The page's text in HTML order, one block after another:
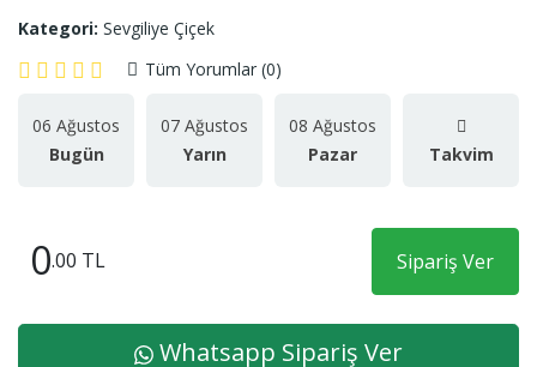
Kategori: Sevgiliye Çiçek
Tüm Yorumlar (0)
06 Ağustos
Bugün
07 Ağustos
Yarın
08 Ağustos
Pazar
Takvim
0.00 TL Sipariş Ver
Whatsapp Sipariş Ver